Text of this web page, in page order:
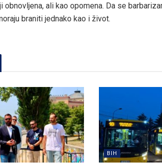
obnovljena, ali kao opomena. Da se
braniti jednako kao i život.
BIH